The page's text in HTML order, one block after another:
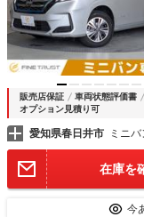
販売店保証 車両状態評価書
オプション見積り可
愛知県春日井市 ミニ
在庫を
今